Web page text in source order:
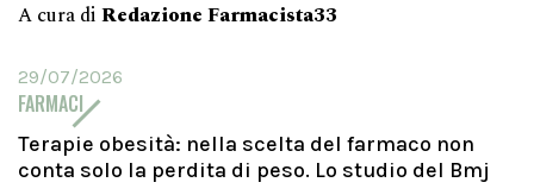
A cura di Redazione Farmacista33
29/07/2026
FARMACI
Terapie obesità: nella scelta del farmaco non
conta solo la perdita di peso. Lo studio del Bmj